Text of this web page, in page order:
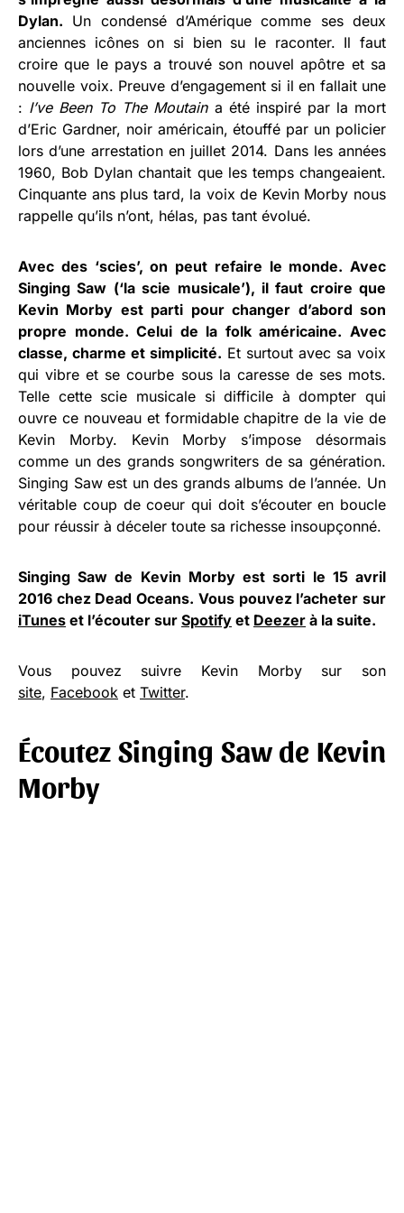
Dylan. Un condensé d’Amérique comme ses deux
anciennes icônes on si bien su le raconter. Il faut
croire que le pays a trouvé son nouvel apôtre et sa
nouvelle voix. Preuve d’engagement si il en fallait une
: I’ve Been To The Moutain a été inspiré par la mort
d’Eric Gardner, noir américain, étouffé par un policier
lors d’une arrestation en juillet 2014. Dans les années
1960, Bob Dylan chantait que les temps changeaient.
Cinquante ans plus tard, la voix de Kevin Morby nous
rappelle qu’ils n’ont, hélas, pas tant évolué.
Avec des ‘scies’, on peut refaire le monde. Avec
Singing Saw (‘la scie musicale’), il faut croire que
Kevin Morby est parti pour changer d’abord son
propre monde. Celui de la folk américaine. Avec
classe, charme et simplicité. Et surtout avec sa voix
qui vibre et se courbe sous la caresse de ses mots.
Telle cette scie musicale si difficile à dompter qui
ouvre ce nouveau et formidable chapitre de la vie de
Kevin Morby. Kevin Morby s’impose désormais
comme un des grands songwriters de sa génération.
Singing Saw est un des grands albums de l’année. Un
véritable coup de coeur qui doit s’écouter en boucle
pour réussir à déceler toute sa richesse insoupçonné.
Singing Saw de Kevin Morby est sorti le 15 avril
2016 chez Dead Oceans. Vous pouvez l’acheter sur
iTunes et l’écouter sur Spotify et Deezer à la suite.
Vous pouvez suivre Kevin Morby sur son
site, Facebook et Twitter.
Écoutez Singing Saw de Kevin
Morby